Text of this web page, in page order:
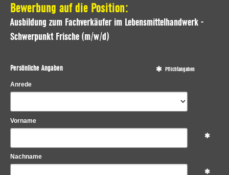
Bewerbung auf die Position:
Ausbildung zum Fachverkäufer im Lebensmittelhandwerk -
Schwerpunkt Frische (m/w/d)
Persönliche Angaben Pflichtangaben
Anrede
Vorname
Nachname